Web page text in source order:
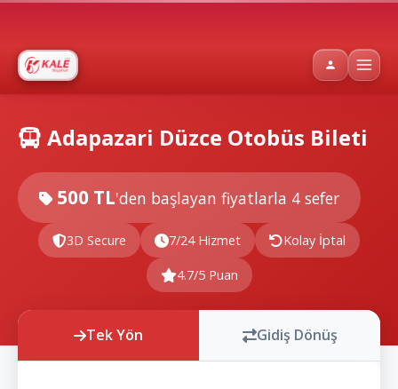
Adapazari Düzce Otobüs Bileti
500 TL'den başlayan fiyatlarla 4 sefer
3D Secure 7/24 Hizmet Kolay İptal
4.7/5 Puan
Tek Yön Gidiş Dönüş